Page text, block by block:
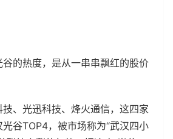
的热度，是从一串串飘红的股价
、光迅科技、烽火通信，这四家
谷TOP4，被市场称为“武汉四小